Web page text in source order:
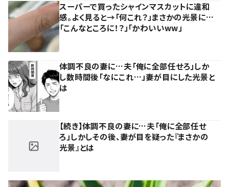
スーパーで買ったシャインマスカットに違和
感。よく見ると→「何これ？」まさかの光景に…
「こんなところに！？」「かわいいww」
体調不良の妻に…夫「俺に全部任せろ」しか
し数時間後「なにこれ…」妻が目にした光景と
は
【続き】体調不良の妻に…夫「俺に全部任せ
ろ」しかしその後、妻が目を疑った『まさかの
光景』とは